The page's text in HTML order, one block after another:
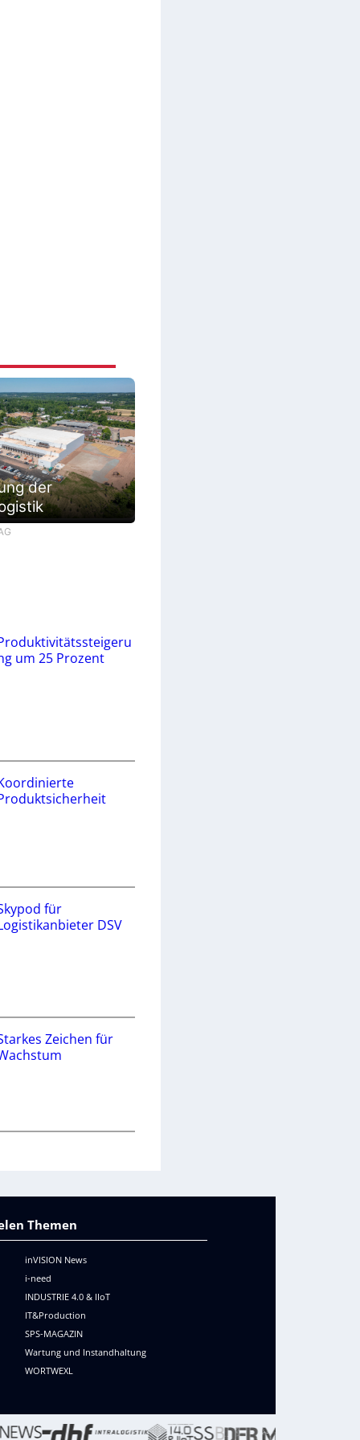
der
um 25 Prozent
für
DSV
Zeichen für
Themen
inVISION News
i-need
INDUSTRIE 4.0 & IIoT
IT&Production
SPS-MAGAZIN
Wartung und Instandhaltung
WORTWEXL